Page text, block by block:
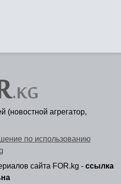
(новостной агрегатор,
по использованию
сайта FOR.kg - ссылка